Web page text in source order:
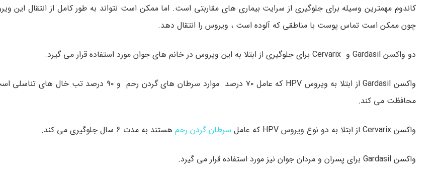
کاندوم مهمترین وسیله برای جلوگیری از سرایت بیماری های مقاربتی است. اما ممکن است نتواند به طور کامل از انتقال این
چون ممکن است تماس پوست با مناطقی که آلوده است ، ویروس را انتقال دهد.
دو واکسن Gardasil و Cervarix برای جلوگیری از ابتلا به این ویروس در خانم های جوان مورد استفاده قرار می گیرد.
محافظت می کند.
واکسن Cervarix از ابتلا به دو نوع ویروس HPV که عامل سرطان گردن رحم هستند به مدت ۶ سال جلوگیری می کند.
واکسن Gardasil برای پسران و مردان جوان نیز مورد استفاده قرار می گیرد.